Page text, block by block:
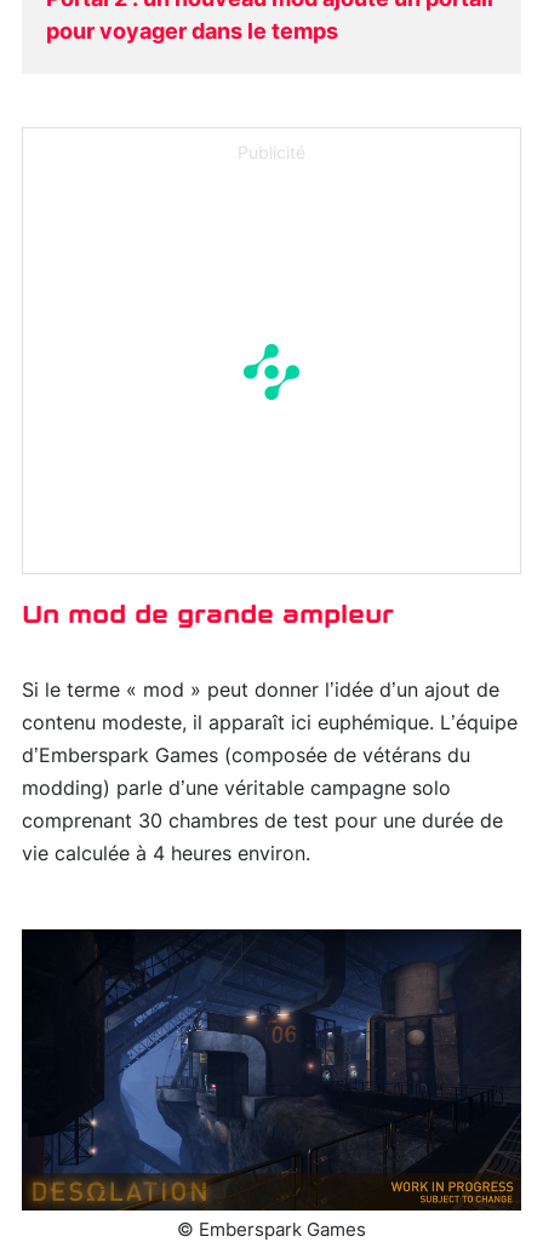
pour voyager dans le temps
Publicité
Un mod de grande ampleur
Si le terme « mod » peut donner l’idée d’un ajout de
contenu modeste, il apparaît ici euphémique. L’équipe
d’Emberspark Games (composée de vétérans du
modding) parle d’une véritable campagne solo
comprenant 30 chambres de test pour une durée de
vie calculée à 4 heures environ.
© Emberspark Games